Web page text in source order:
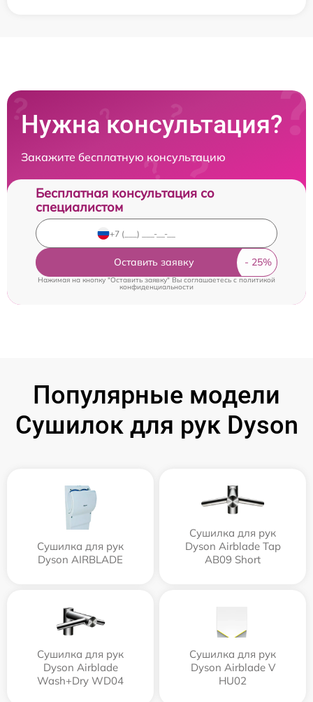
Нужна консультация?
Закажите бесплатную консультацию
Бесплатная консультация со
специалистом
Оставить заявку
Нажимая на кнопку "Оставить заявку" Вы соглашаетесь cполитикой
конфиденциальности
Популярные модели
Сушилок для рук Dyson
Сушилка для рук
Dyson AIRBLADE
Сушилка для рук
Dyson Airblade Tap
AB09 Short
Сушилка для рук
Dyson Airblade
Wash+Dry WD04
Сушилка для рук
Dyson Airblade V
HU02